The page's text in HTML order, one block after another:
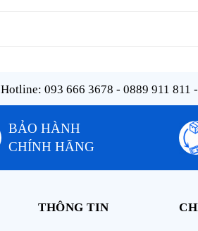
Hotline: 093 666 3678 - 0889 911 811
BẢO HÀNH
CHÍNH HÃNG
THÔNG TIN